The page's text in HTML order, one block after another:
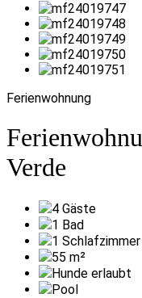
Ferienwohnung
Verde
4 Gäste
1 Bad
1 Schlafzimmer
55 m²
Hunde erlaubt
Pool